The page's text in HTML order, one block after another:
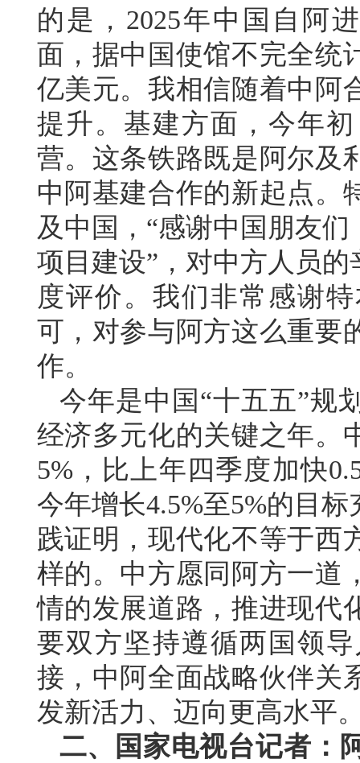
的是，2025年中国自阿
面，据中国使馆不完全统
亿美元。我相信随着中阿
提升。基建方面，今年
营。这条铁路既是阿尔及
中阿基建合作的新起点。
及中国，“感谢中国朋友
项目建设”，对中方人员
度评价。我们非常感谢
可，对参与阿方这么重要
作。
今年是中国“十五五”规
经济多元化的关键之年。
5%，比上年四季度加快
今年增长4.5%至5%的目
践证明，现代化不等于西
样的。中方愿同阿方一道
情的发展道路，推进现代
要双方坚持遵循两国领
接，中阿全面战略伙伴关
发新活力、迈向更高水平
二、国家电视台记者：